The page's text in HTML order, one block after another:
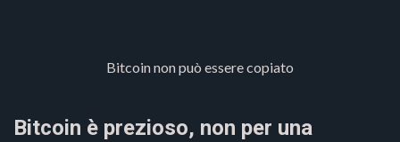
Bitcoin non può essere copiato
Bitcoin è prezioso, non per una